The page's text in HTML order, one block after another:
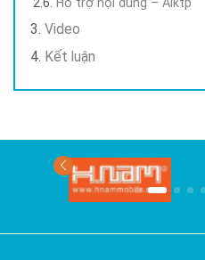
Video
Kết luận